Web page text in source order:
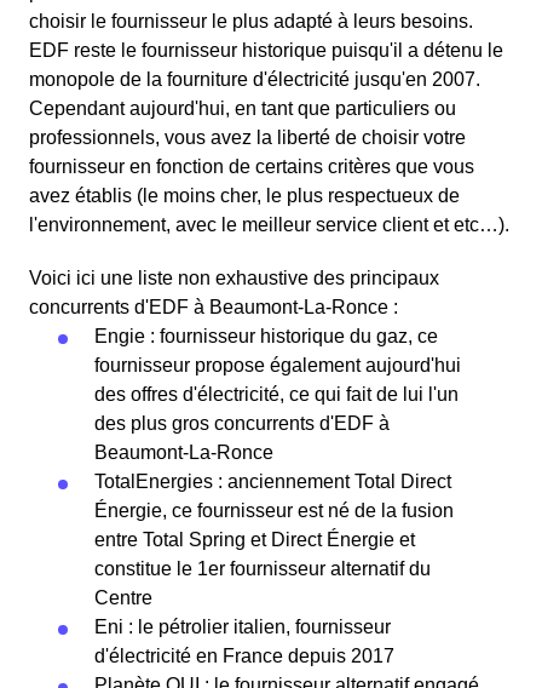
choisir le fournisseur le plus adapté à leurs besoins.
EDF reste le fournisseur historique puisqu'il a détenu le
monopole de la fourniture d'électricité jusqu'en 2007.
Cependant aujourd'hui, en tant que particuliers ou
professionnels, vous avez la liberté de choisir votre
fournisseur en fonction de certains critères que vous
avez établis (le moins cher, le plus respectueux de
l'environnement, avec le meilleur service client et etc…).
Voici ici une liste non exhaustive des principaux
concurrents d'EDF à Beaumont-La-Ronce :
Engie : fournisseur historique du gaz, ce
fournisseur propose également aujourd'hui
des offres d'électricité, ce qui fait de lui l'un
des plus gros concurrents d'EDF à
Beaumont-La-Ronce
TotalEnergies : anciennement Total Direct
Énergie, ce fournisseur est né de la fusion
entre Total Spring et Direct Énergie et
constitue le 1er fournisseur alternatif du
Centre
Eni : le pétrolier italien, fournisseur
d'électricité en France depuis 2017